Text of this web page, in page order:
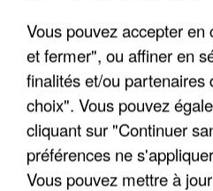
UN SECOND CADRE DE
INTERPELLÉ EN ALGÉRIE
Vous pouvez accepter
et fermer", ou affiner en
finalités et/ou partenaires
choix". Vous pouvez
cliquant sur "Continuer
préférences ne
Vous pouvez mettre à